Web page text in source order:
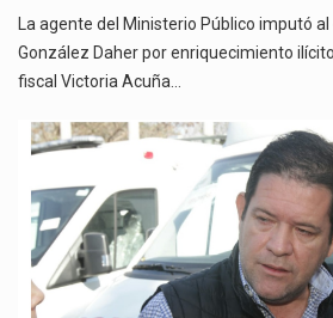
La agente del Ministerio Público imputó
González Daher por enriquecimiento
fiscal Victoria Acuña…